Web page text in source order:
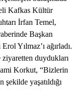
Kafkas Kültür
İrfan Temel,
Başkan
Yılmaz’ı ağırladı.
duydukları
Korkut, “Bizlerin
yaşatıldığı